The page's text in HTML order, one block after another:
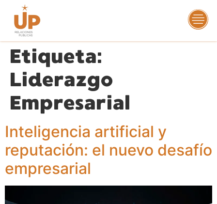
Etiqueta:
Liderazgo
Empresarial
Inteligencia artificial y
reputación: el nuevo desafío
empresarial